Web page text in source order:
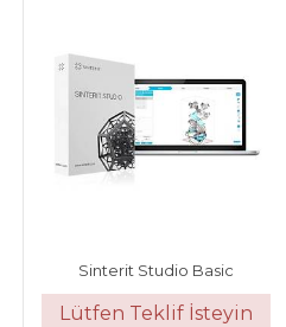
Sinterit Studio Basic
Lütfen Teklif İsteyin